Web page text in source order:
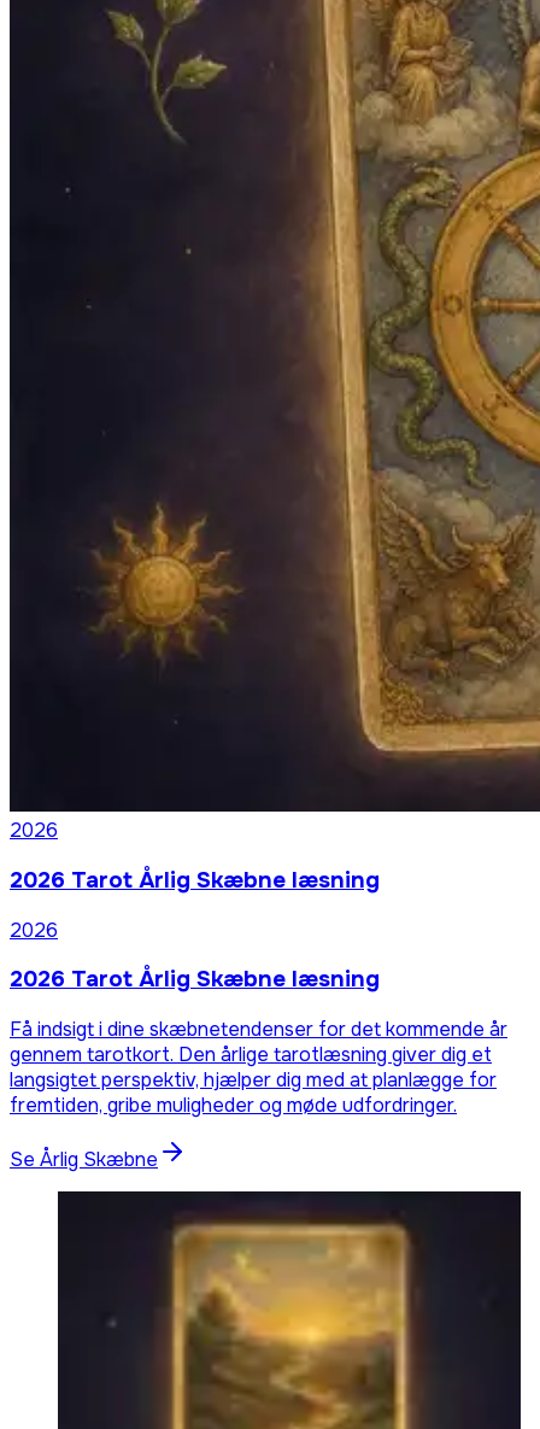
2026
2026 Tarot Årlig Skæbne læsning
2026
2026 Tarot Årlig Skæbne læsning
Få indsigt i dine skæbnetendenser for det kommende år
gennem tarotkort. Den årlige tarotlæsning giver dig et
langsigtet perspektiv, hjælper dig med at planlægge for
fremtiden, gribe muligheder og møde udfordringer.
Se Årlig Skæbne